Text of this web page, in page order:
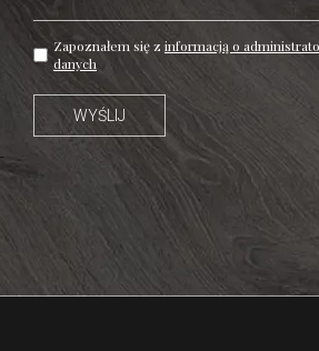
Zapoznałem się zinformacją o
danych